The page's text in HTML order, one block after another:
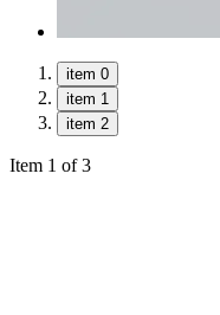
item 0
item 1
item 2
Item 1 of 3